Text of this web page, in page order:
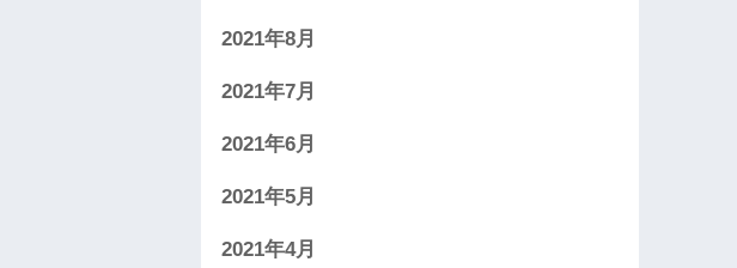
2021年8月
2021年7月
2021年6月
2021年5月
2021年4月